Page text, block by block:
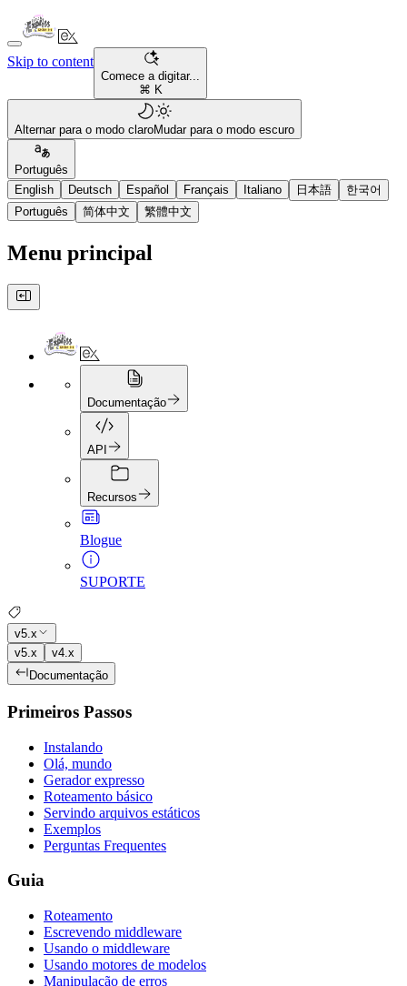
Skip to content
Comece a digitar...
⌘ K
Alternar para o modo claroMudar para o modo escuro
Português
English
Deutsch Español Français Italiano 日本語
한국어
Português
简体中文 繁體中文
Menu principal
Documentação
API
Recursos
Blogue
SUPORTE
v5.x
v5.x
v4.x
Documentação
Primeiros Passos
Instalando
Olá, mundo
Gerador expresso
Roteamento básico
Servindo arquivos estáticos
Exemplos
Perguntas Frequentes
Guia
Roteamento
Escrevendo middleware
Usando o middleware
Usando motores de modelos
Manipulação de erros